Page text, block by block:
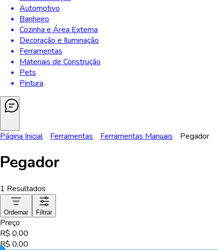
Automotivo
Banheiro
Cozinha e Área Externa
Decoração e Iluminação
Ferramentas
Materiais de Construção
Pets
Pintura
Página Inicial Ferramentas Ferramentas Manuais Pegador
Pegador
1 Resultados
Ordernar Filtrar
Preço
R$ 0,00
R$ 0,00